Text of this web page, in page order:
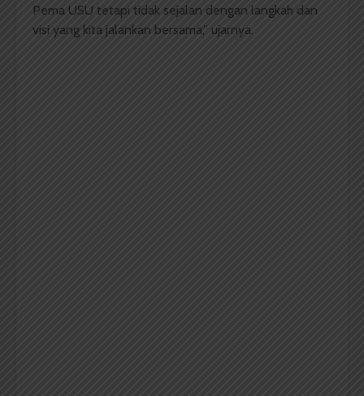
Pema USU tetapi tidak sejalan dengan langkah dan
visi yang kita jalankan bersama,” ujarnya.